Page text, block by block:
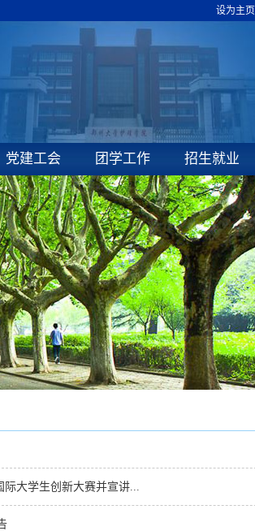
设为主页
党建工会 团学工作 招生就业
大学生创新大赛并宣讲...